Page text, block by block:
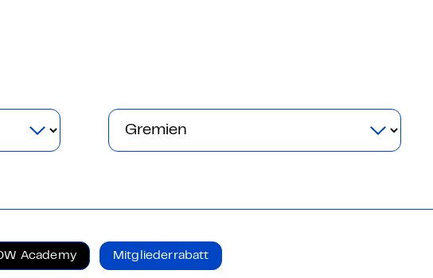
Bootcamp
Academy Mitgliederrabatt